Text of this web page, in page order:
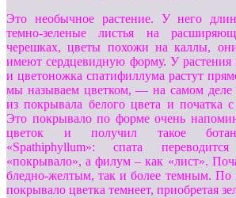
Это необычное растение. У него
темно-зеленые листья на
черешках, цветы похожи на каллы,
имеют сердцевидную форму. У растения
и цветоножка спатифиллума растут
мы называем цветком, — на самом деле
из покрывала белого цвета и початка
Это покрывало по форме очень
цветок и получил такое
«Spathiphyllum»: спата
«покрывало», а филум – как «лист».
бледно-желтым, так и более темным. По
покрывало цветка темнеет, приобретая